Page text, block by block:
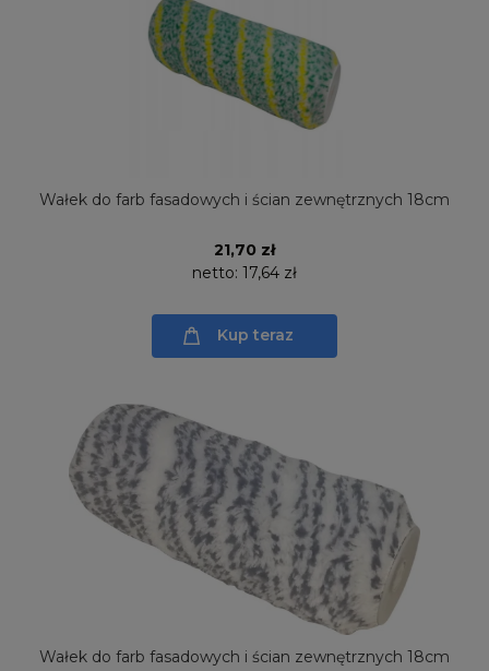
Wałek do farb fasadowych i ścian zewnętrznych 18cm
21,70 zł
netto: 17,64 zł
Kup teraz
Wałek do farb fasadowych i ścian zewnętrznych 18cm